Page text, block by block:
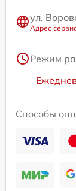
ул.
Адрес
Режим
Способы